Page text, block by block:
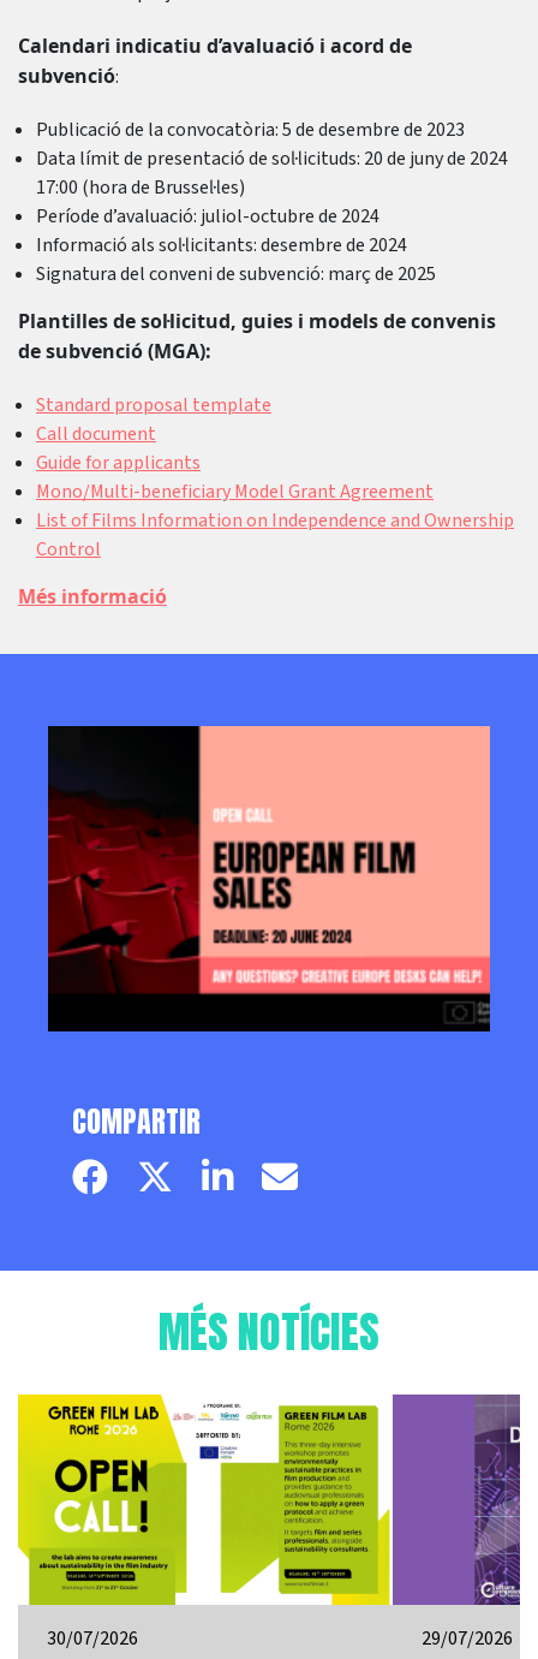
Calendari indicatiu d’avaluació i acord de
subvenció:
Publicació de la convocatòria: 5 de desembre de 2023
Data límit de presentació de sol·licituds: 20 de juny de 2024
17:00 (hora de Brussel·les)
Període d’avaluació: juliol-octubre de 2024
Informació als sol·licitants: desembre de 2024
Signatura del conveni de subvenció: març de 2025
Plantilles de sol·licitud, guies i models de convenis
de subvenció (MGA):
Standard proposal template
Call document
Guide for applicants
Mono/Multi-beneficiary Model Grant Agreement
List of Films Information on Independence and Ownership
Control
Més informació
COMPARTIR
Facebook pageTwitter page
LinkedinEmail
MÉS NOTÍCIES
30/07/2026 29/07/2026